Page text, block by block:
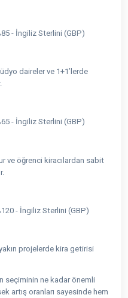
- İngiliz Sterlini (GBP)
daireler ve 1+1’lerde
- İngiliz Sterlini (GBP)
ve öğrenci kiracılardan sabit
- İngiliz Sterlini (GBP)
projelerde kira getirisi
seçiminin ne kadar önemli
artış oranları sayesinde hem